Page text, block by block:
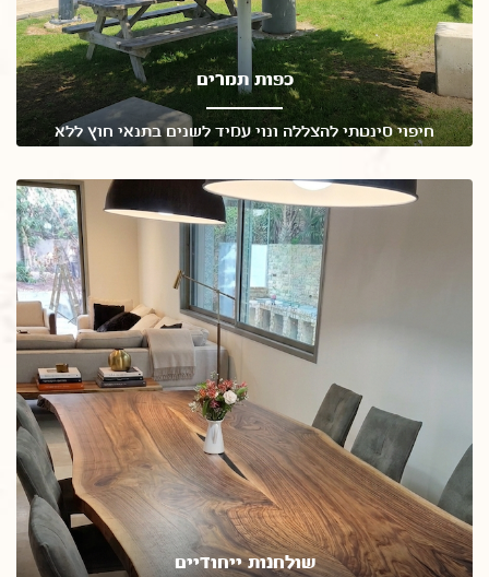
כפות תמרים
חיפוי סינטתי להצללה ונוי עמיד לשנים בתנאי חוץ ללא
שולחנות ייחודיים